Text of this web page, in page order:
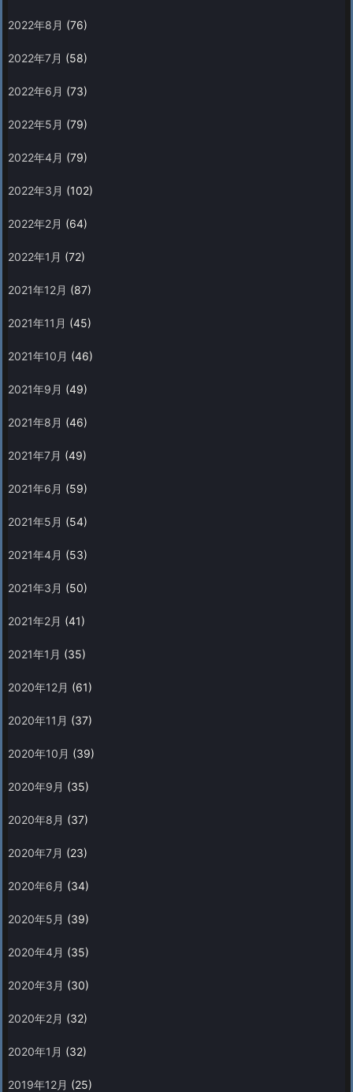
2022年8月 (76)
2022年7月 (58)
2022年6月 (73)
2022年5月 (79)
2022年4月 (79)
2022年3月 (102)
2022年2月 (64)
2022年1月 (72)
2021年12月 (87)
2021年11月 (45)
2021年10月 (46)
2021年9月 (49)
2021年8月 (46)
2021年7月 (49)
2021年6月 (59)
2021年5月 (54)
2021年4月 (53)
2021年3月 (50)
2021年2月 (41)
2021年1月 (35)
2020年12月 (61)
2020年11月 (37)
2020年10月 (39)
2020年9月 (35)
2020年8月 (37)
2020年7月 (23)
2020年6月 (34)
2020年5月 (39)
2020年4月 (35)
2020年3月 (30)
2020年2月 (32)
2020年1月 (32)
2019年12月 (25)